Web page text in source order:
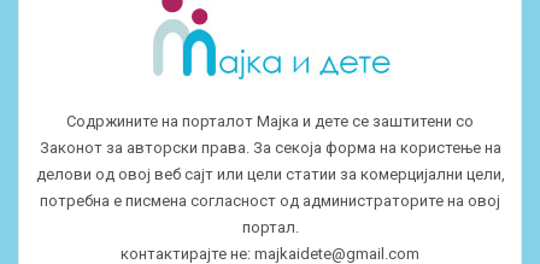
Содржините на порталот Мајка и дете се заштитени со
Законот за авторски права. За секоја форма на користење на
делови од овој веб сајт или цели статии за комерцијални цели,
потребна е писмена согласност од администраторите на овој
портал.
контактирајте не: majkaidete@gmail.com